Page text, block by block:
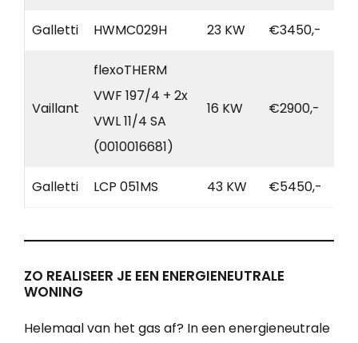
Galletti HWMC029H 23 KW €3450,-
Vaillant
flexoTHERM
VWF 197/4 + 2x
VWL 11/4 SA
(0010016681)
16 KW €2900,-
Galletti LCP 051MS 43 KW €5450,-
ZO REALISEER JE EEN ENERGIENEUTRALE
WONING
Helemaal van het gas af? In een energieneutrale